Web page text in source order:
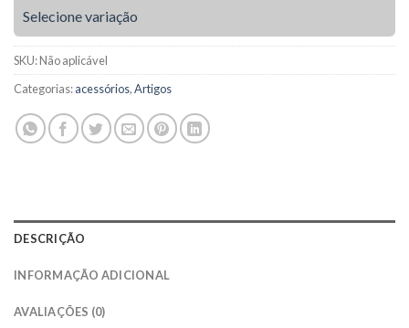
Selecione variação
SKU:Não aplicável
Categorias:acessórios,Artigos
DESCRIÇÃO
INFORMAÇÃO ADICIONAL
AVALIAÇÕES (0)